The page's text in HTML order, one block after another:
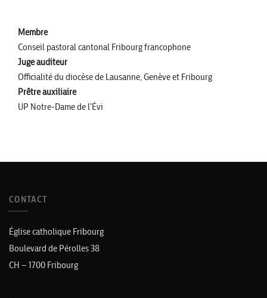
Membre
Conseil pastoral cantonal Fribourg francophone
Juge auditeur
Officialité du diocèse de Lausanne, Genève et Fribourg
Prêtre auxiliaire
UP Notre-Dame de l'Évi
CONTACT
Église catholique Fribourg
Boulevard de Pérolles 38
CH – 1700 Fribourg